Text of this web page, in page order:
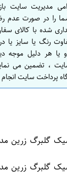
مدیریت سایت
را در صورت عدم
شده با کالای
رنگ یا سایز یا
یا هر دلیل موجه
، تضمین می
پرداخت سایت
گلبرگ زرین
گلبرگ زرین